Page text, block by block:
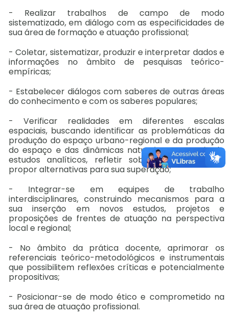
- Realizar trabalhos de campo de modo
sistematizado, em diálogo com as especificidades de
sua área de formação e atuação profissional;
- Coletar, sistematizar, produzir e interpretar dados e
informações no âmbito de pesquisas teórico-
empíricas;
- Estabelecer diálogos com saberes de outras áreas
do conhecimento e com os saberes populares;
- Verificar realidades em diferentes escalas
espaciais, buscando identificar as problemáticas da
produção do espaço urbano-regional e da produção
do espaço e das dinâmicas naturais e por meio de
estudos analíticos, refletir sobre a realidades e
propor alternativas para sua superação;
- Integrar-se em equipes de trabalho
interdisciplinares, construindo mecanismos para a
sua inserção em novos estudos, projetos e
proposições de frentes de atuação na perspectiva
local e regional;
- No âmbito da prática docente, aprimorar os
referenciais teórico-metodológicos e instrumentais
que possibilitem reflexões críticas e potencialmente
propositivas;
- Posicionar-se de modo ético e comprometido na
sua área de atuação profissional.